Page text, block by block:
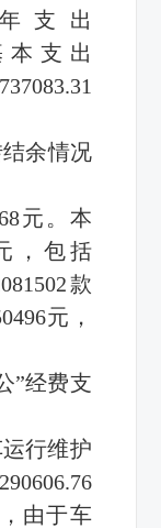
支出
本支出
余情况
元。本
，包括
款
元，
”经费支
行维护
由于车